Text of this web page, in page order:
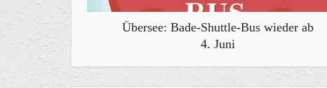
Übersee: Bade-Shuttle-Bus wieder ab
4. Juni